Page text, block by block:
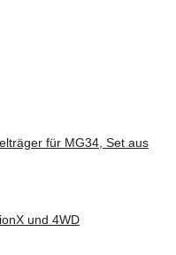
für MG34, Set aus